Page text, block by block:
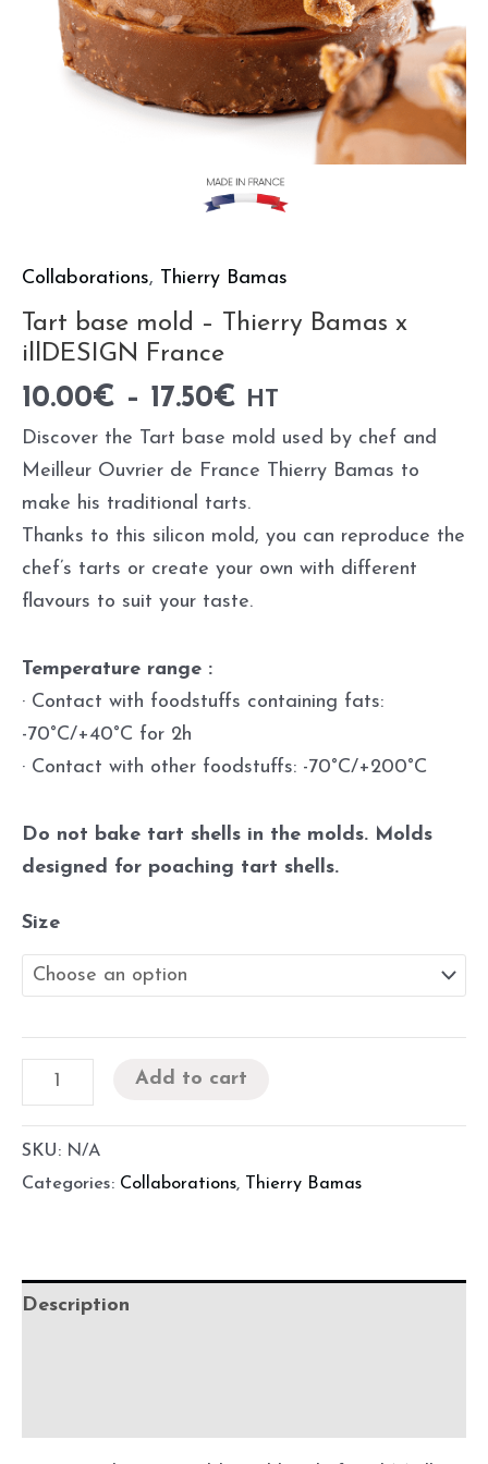
Collaborations, Thierry Bamas
Tart base mold – Thierry Bamas x
illDESIGN France
10.00€ – 17.50€ HT
Discover the Tart base mold used by chef and
Meilleur Ouvrier de France Thierry Bamas to
make his traditional tarts.
Thanks to this silicon mold, you can reproduce the
chef’s tarts or create your own with different
flavours to suit your taste.
Temperature range :
· Contact with foodstuffs containing fats:
-70°C/+40°C for 2h
· Contact with other foodstuffs: -70°C/+200°C
Do not bake tart shells in the molds. Molds
designed for poaching tart shells.
Size
quantity
Add to cart
SKU: N/A
Categories: Collaborations, Thierry Bamas
Description